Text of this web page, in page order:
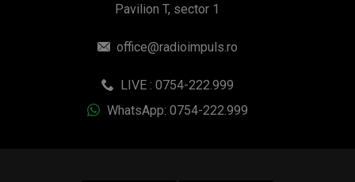
Pavilion T, sector 1
office@radioimpuls.ro
LIVE : 0754-222.999
WhatsApp: 0754-222.999